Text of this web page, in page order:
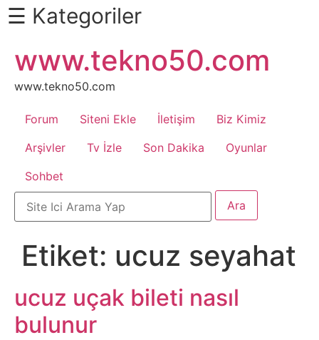
Daha
Fazlası
İçin
Kaydır
Android
Apk
Arabalar
Bankacılık
İşlemleri
Belgesel
☰ Kategoriler
atla
www.tekno50.com
www.tekno50.com
Forum Siteni Ekle İletişim
Biz Kimiz
Arşivler
Tv İzle Son Dakika
Oyunlar
Sohbet
Etiket: ucuz seyahat
ucuz uçak bileti nasıl
bulunur